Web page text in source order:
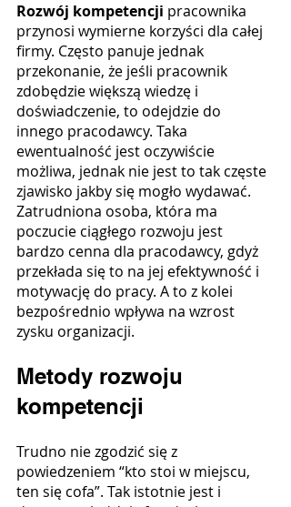
Rozwój kompetencji pracownika
przynosi wymierne korzyści dla całej
firmy. Często panuje jednak
przekonanie, że jeśli pracownik
zdobędzie większą wiedzę i
doświadczenie, to odejdzie do
innego pracodawcy. Taka
ewentualność jest oczywiście
możliwa, jednak nie jest to tak częste
zjawisko jakby się mogło wydawać.
Zatrudniona osoba, która ma
poczucie ciągłego rozwoju jest
bardzo cenna dla pracodawcy, gdyż
przekłada się to na jej efektywność i
motywację do pracy. A to z kolei
bezpośrednio wpływa na wzrost
zysku organizacji.
Metody rozwoju
kompetencji
Trudno nie zgodzić się z
powiedzeniem “kto stoi w miejscu,
ten się cofa”. Tak istotnie jest i